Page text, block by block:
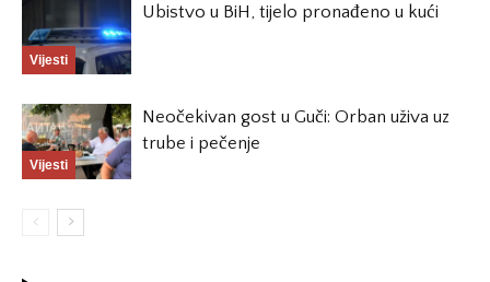
Vijesti
Ubistvo u BiH, tijelo pronađeno u kući
Vijesti
Neočekivan gost u Guči: Orban uživa uz
trube i pečenje